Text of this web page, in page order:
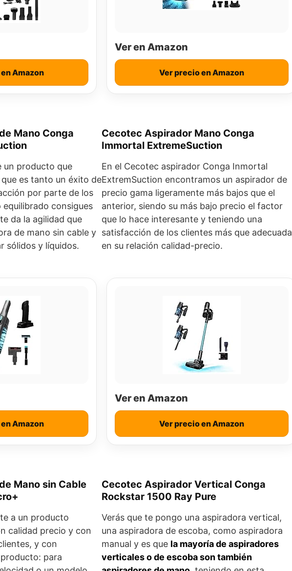
Amazon
Ver en Amazon
Ver precio en Amazon
Mano Conga
un producto que
es tanto un éxito de
por parte de los
consigues
da la agilidad que
de mano sin cable y
sólidos y líquidos.
Cecotec Aspirador Mano Conga
Immortal ExtremeSuction
En el Cecotec aspirador Conga Inmortal
ExtremSuction encontramos un aspirador de
precio gama ligeramente más bajos que el
anterior, siendo su más bajo precio el factor
que lo hace interesante y teniendo una
satisfacción de los clientes más que adecuada
en su relación calidad-precio.
Amazon
Ver en Amazon
Ver precio en Amazon
Mano sin Cable
a un producto
calidad precio y con
y con
para
Cecotec Aspirador Vertical Conga
Rockstar 1500 Ray Pure
Verás que te pongo una aspiradora vertical,
una aspiradora de escoba, como aspiradora
manual y es que la mayoría de aspiradores
verticales o de escoba son también